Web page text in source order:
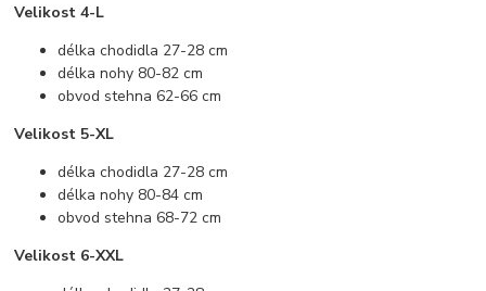
Velikost 4-L
délka chodidla 27-28 cm
délka nohy 80-82 cm
obvod stehna 62-66 cm
Velikost 5-XL
délka chodidla 27-28 cm
délka nohy 80-84 cm
obvod stehna 68-72 cm
Velikost 6-XXL